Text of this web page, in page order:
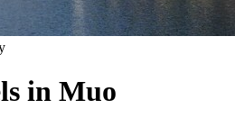
in Muo